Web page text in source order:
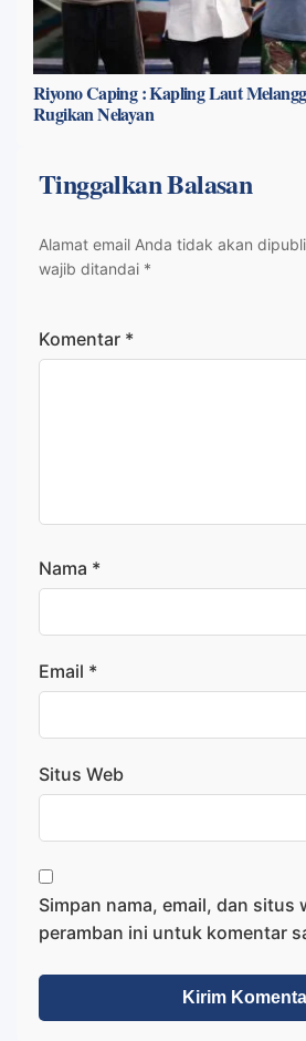
Riyono Caping : Kapling Laut
Rugikan Nelayan
Tinggalkan Balasan
Alamat email Anda tidak akan
wajib ditandai *
Komentar *
Nama *
Email *
Situs Web
Simpan nama, email, dan situs
peramban ini untuk komentar